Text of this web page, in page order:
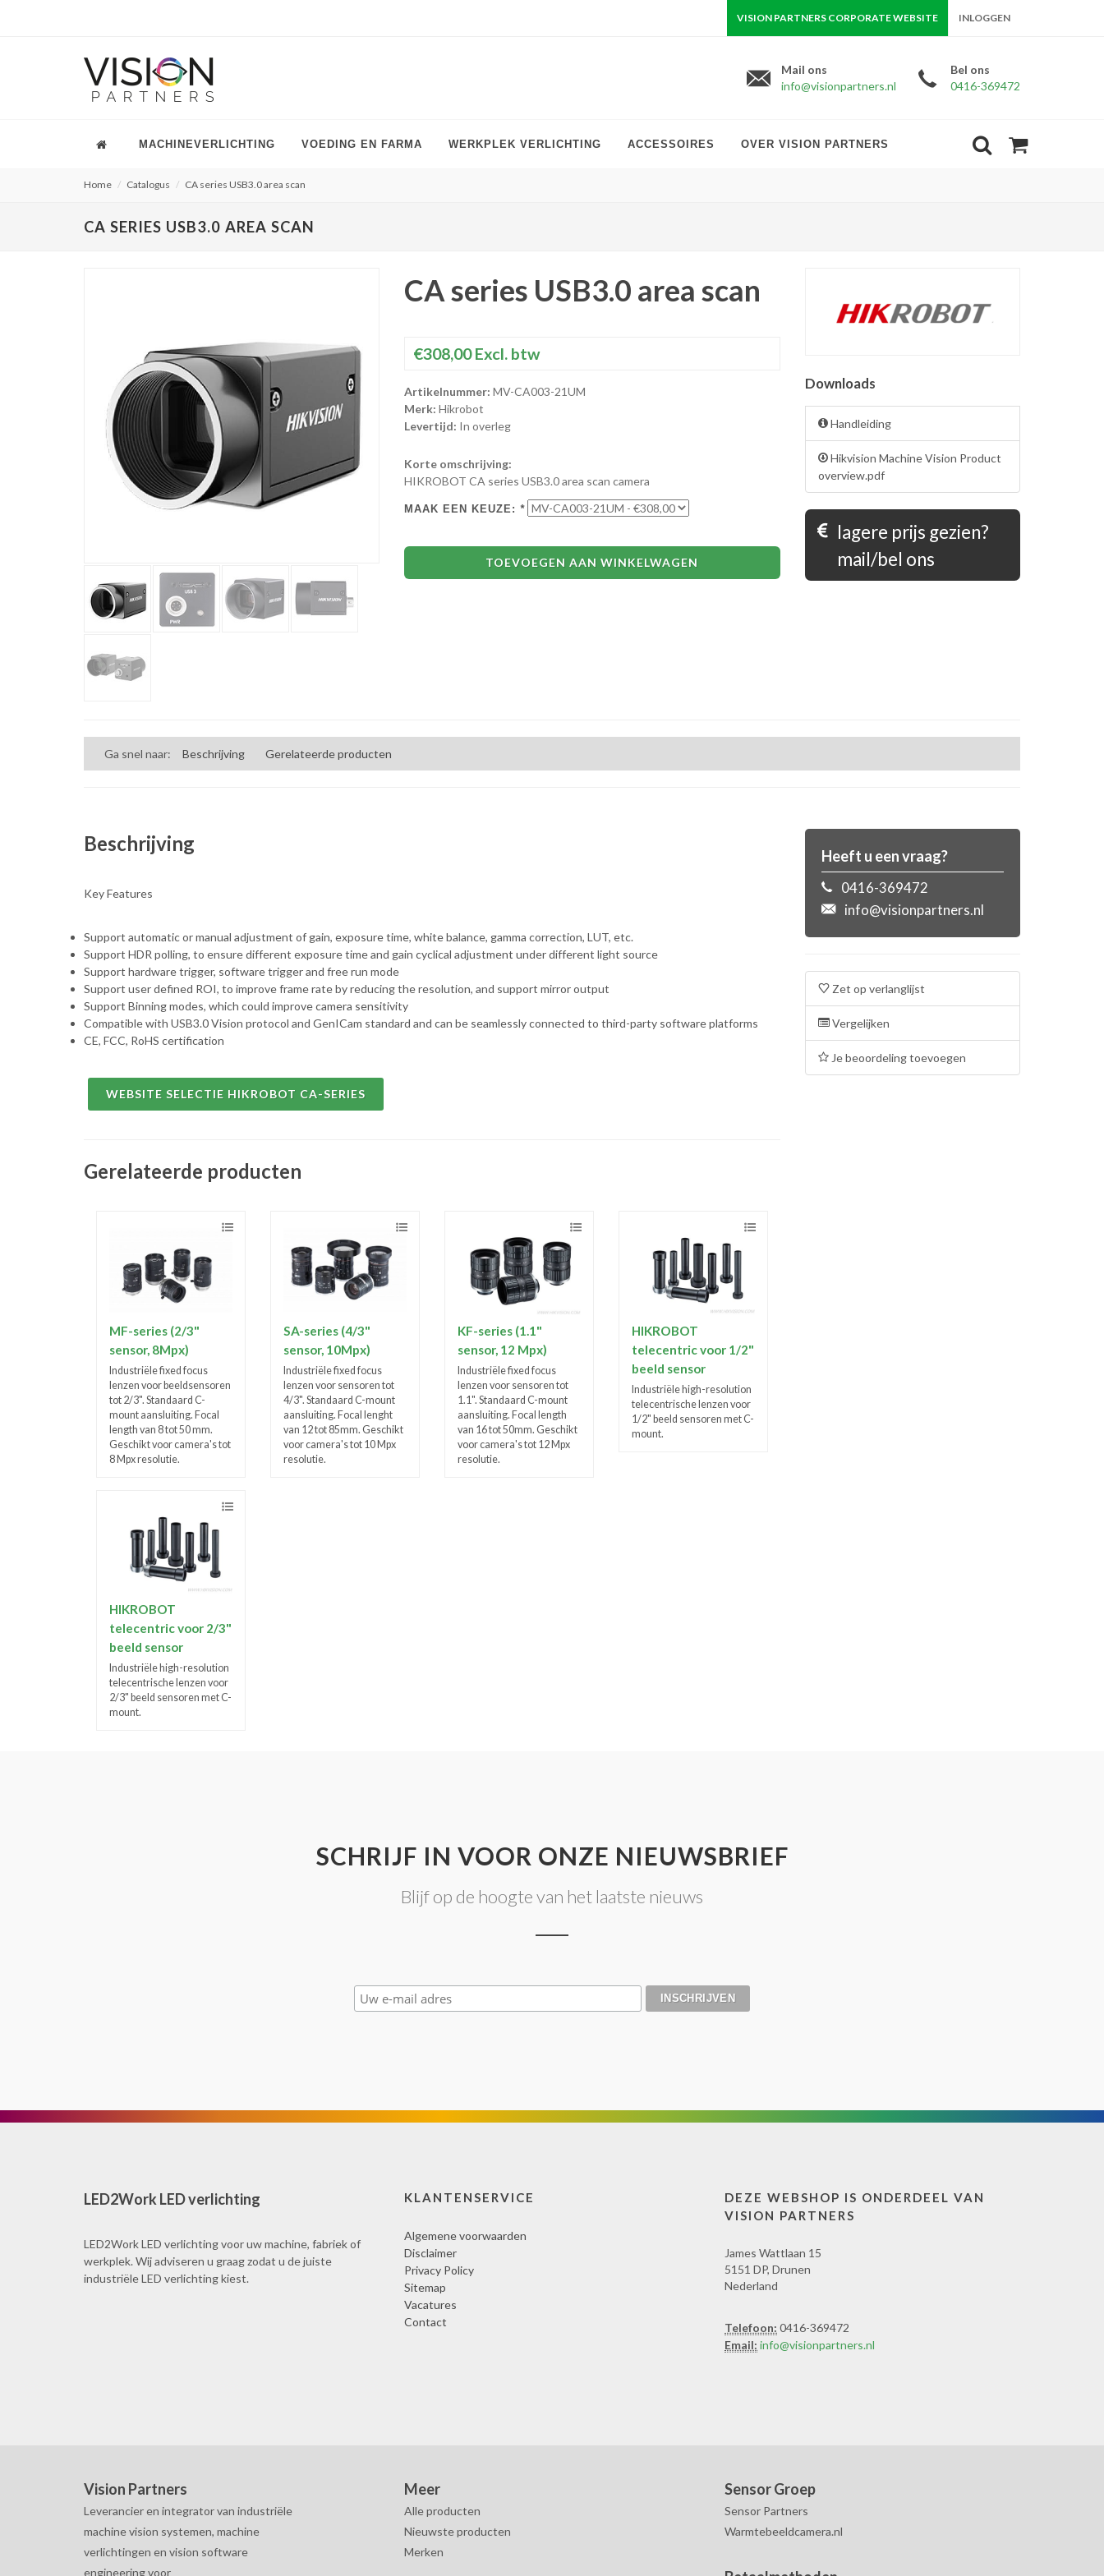
VISION PARTNERS CORPORATE WEBSITE INLOGGEN
Mail ons
info@visionpartners.nl
Bel ons
0416-369472
MACHINEVERLICHTING VOEDING EN FARMA WERKPLEK VERLICHTING ACCESSOIRES OVER VISION PARTNERS
Home Catalogus CA series USB3.0 area scan
CA SERIES USB3.0 AREA SCAN
CA series USB3.0 area scan
€308,00Excl. btw
Artikelnummer: MV-CA003-21UM
Merk: Hikrobot
Levertijd: In overleg
Korte omschrijving:
HIKROBOT CA series USB3.0 area scan camera
MAAK EEN KEUZE: *
TOEVOEGEN AAN WINKELWAGEN
Downloads
Handleiding
Hikvision Machine Vision Product
overview.pdf
lagere prijs gezien?
mail/bel ons
Ga snel naar: Beschrijving Gerelateerde producten
Beschrijving
Key Features
Support automatic or manual adjustment of gain, exposure time, white balance, gamma correction, LUT, etc.
Support HDR polling, to ensure different exposure time and gain cyclical adjustment under different light source
Support hardware trigger, software trigger and free run mode
Support user defined ROI, to improve frame rate by reducing the resolution, and support mirror output
Support Binning modes, which could improve camera sensitivity
Compatible with USB3.0 Vision protocol and GenICam standard and can be seamlessly connected to third-party software platforms
CE, FCC, RoHS certification
WEBSITE SELECTIE HIKROBOT CA-SERIES
Gerelateerde producten
MF-series (2/3"
sensor, 8Mpx)
Industriële fixed focus
lenzen voor beeldsensoren
tot 2/3". Standaard C-
mount aansluiting. Focal
length van 8 tot 50 mm.
Geschikt voor camera's tot
8 Mpx resolutie.
SA-series (4/3"
sensor, 10Mpx)
Industriële fixed focus
lenzen voor sensoren tot
4/3". Standaard C-mount
aansluiting. Focal lenght
van 12 tot 85mm. Geschikt
voor camera's tot 10 Mpx
resolutie.
KF-series (1.1"
sensor, 12 Mpx)
Industriële fixed focus
lenzen voor sensoren tot
1.1". Standaard C-mount
aansluiting. Focal length
van 16 tot 50mm. Geschikt
voor camera's tot 12 Mpx
resolutie.
HIKROBOT
telecentric voor 1/2"
beeld sensor
Industriële high-resolution
telecentrische lenzen voor
1/2" beeld sensoren met C-
mount.
HIKROBOT
telecentric voor 2/3"
beeld sensor
Industriële high-resolution
telecentrische lenzen voor
2/3" beeld sensoren met C-
mount.
Heeft u een vraag?
0416-369472
info@visionpartners.nl
Zet op verlanglijst
Vergelijken
Je beoordeling toevoegen
SCHRIJF IN VOOR ONZE NIEUWSBRIEF
Blijf op de hoogte van het laatste nieuws
LED2Work LED verlichting
LED2Work LED verlichting voor uw machine, fabriek of
werkplek. Wij adviseren u graag zodat u de juiste
industriële LED verlichting kiest.
KLANTENSERVICE
Algemene voorwaarden
Disclaimer
Privacy Policy
Sitemap
Vacatures
Contact
DEZE WEBSHOP IS ONDERDEEL VAN
VISION PARTNERS
James Wattlaan 15
5151 DP, Drunen
Nederland
Telefoon: 0416-369472
Email: info@visionpartners.nl
Vision Partners
Leverancier en integrator van industriële
machine vision systemen, machine
verlichtingen en vision software
engineering voor
Meer
Alle producten
Nieuwste producten
Merken
Sensor Groep
Sensor Partners
Warmtebeeldcamera.nl